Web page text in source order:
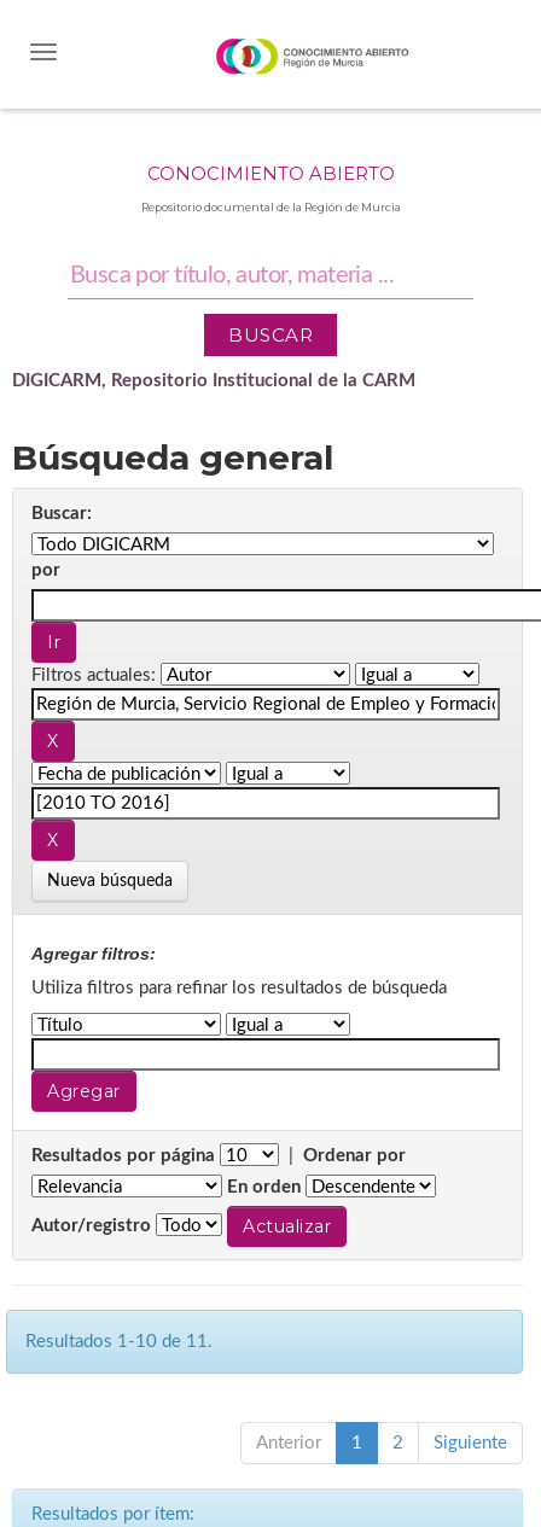
CONOCIMIENTO ABIERTO
Repositorio documental de la Región de Murcia
DIGICARM, Repositorio Institucional de la CARM
Búsqueda general
Buscar:
por
Filtros actuales:
Nueva búsqueda
Agregar filtros:
Utiliza filtros para refinar los resultados de búsqueda
Resultados por página
Ordenar por
En orden
Autor/registro
Resultados 1-10 de 11.
Anterior 1 2 Siguiente
Resultados por ítem: